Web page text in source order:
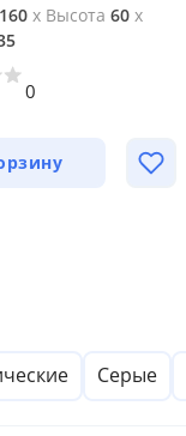
160 x Высота 60 x
0
Серые